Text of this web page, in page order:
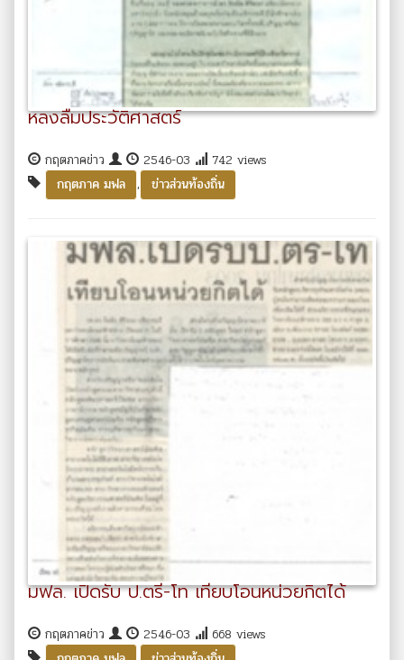
หลงลืมประวัติศาสตร์
กฤตภาคข่าว 2546-03
742 views
กฤตภาค มฟล
, ข่าวส่วนท้องถิ่น
มฟล. เปิดรับ ป.ตรี-โท เทียบโอนหน่วยกิตได้
กฤตภาคข่าว 2546-03
668 views